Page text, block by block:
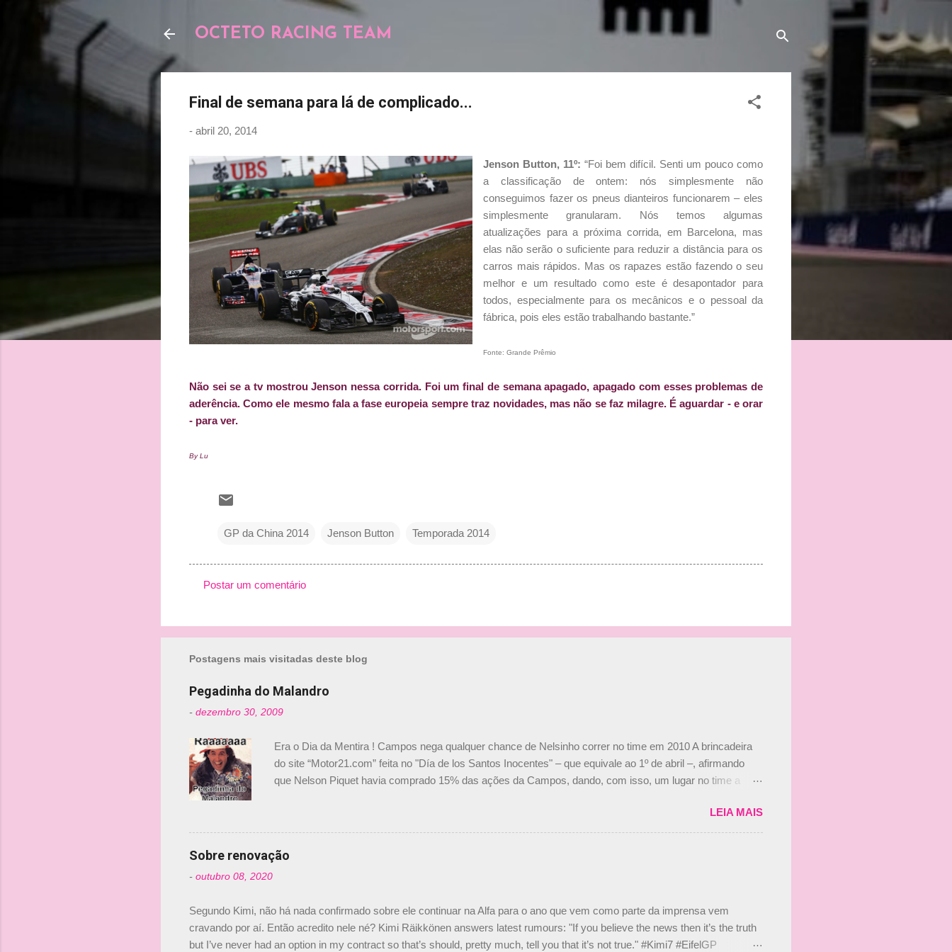
OCTETO RACING TEAM
Final de semana para lá de complicado...
- abril 20, 2014
Jenson Button, 11º: “Foi bem difícil. Senti um pouco como
a classificação de ontem: nós simplesmente não
conseguimos fazer os pneus dianteiros funcionarem – eles
simplesmente granularam. Nós temos algumas
atualizações para a próxima corrida, em Barcelona, mas
elas não serão o suficiente para reduzir a distância para os
carros mais rápidos. Mas os rapazes estão fazendo o seu
melhor e um resultado como este é desapontador para
todos, especialmente para os mecânicos e o pessoal da
fábrica, pois eles estão trabalhando bastante.”
Fonte: Grande Prêmio
Não sei se a tv mostrou Jenson nessa corrida. Foi um final de semana apagado, apagado com esses problemas de
aderência. Como ele mesmo fala a fase europeia sempre traz novidades, mas não se faz milagre. É aguardar - e orar
- para ver.
By Lu
GP da China 2014 Jenson Button Temporada 2014
m
e
t
á
r
i
o
s
Postar um comentário
Postagens mais visitadas deste blog
Pegadinha do Malandro
- dezembro 30, 2009
Era o Dia da Mentira ! Campos nega qualquer chance de Nelsinho correr no time em 2010 A brincadeira
do site “Motor21.com” feita no "Día de los Santos Inocentes" – que equivale ao 1º de abril –, afirmando
que Nelson Piquet havia comprado 15% das ações da Campos, dando, com isso, um lugar no time a
dirigente foi taxativo ao declarar que o brasileiro não será o companheiro de Bruno Senna em 2010. "Na
verdade, nós recebemos uma oferta de Piquet", admitiu Audetto. “Mas depois de ter assinado com Bruno
Senna, não podemos ter dois brasileiros”, explicou, dizendo ainda que não tem nada contra o filho do
LEIA MAIS
Sobre renovação
- outubro 08, 2020
Segundo Kimi, não há nada confirmado sobre ele continuar na Alfa para o ano que vem como parte da imprensa vem
cravando por aí. Então acredito nele né? Kimi Räikkönen answers latest rumours: "If you believe the news then it’s the truth
but I’ve never had an option in my contract so that’s should, pretty much, tell you that it’s not true." #Kimi7 #EifelGP